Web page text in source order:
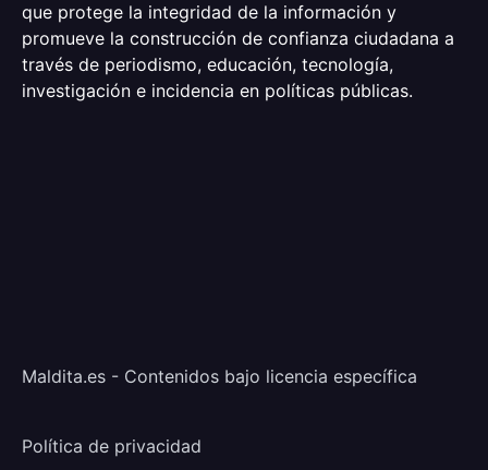
que protege la integridad de la información y
promueve la construcción de confianza ciudadana a
través de periodismo, educación, tecnología,
investigación e incidencia en políticas públicas.
Maldita.es - Contenidos bajo licencia específica
Política de privacidad